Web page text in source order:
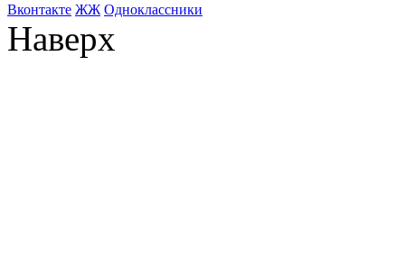
Bконтакте ЖЖ Одноклассники
Наверх